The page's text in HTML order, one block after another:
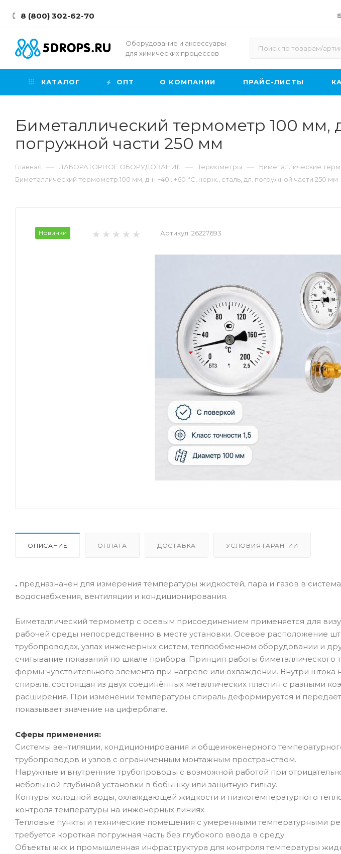
8 (800) 302-62-70
Оборудование и аксессуары
для химических процессов
КАТАЛОГ ОПТ О КОМПАНИИ ПРАЙС-ЛИСТЫ
Биметаллический термометр 100 мм,
погружной части 250 мм
Главная — ЛАБОРАТОРНОЕ ОБОРУДОВАНИЕ — Термометры — Биметаллические
Биметаллический термометр 100 мм, д-н −40…+60 °C, нерж., сталь, дл. погружной части 250 мм
Новинки Артикул: 26227693
ОПИСАНИЕ ОПЛАТА ДОСТАВКА УСЛОВИЯ ГАРАНТИИ
. предназначен для измерения температуры жидкостей, пара и газов в
водоснабжения, вентиляции и кондиционирования.
Биметаллический термометр с осевым присоединением применяется для
рабочей среды непосредственно в месте установки. Осевое расположение
трубопроводах, узлах инженерных систем, теплообменном оборудовании и
считывание показаний по шкале прибора. Принцип работы
формы чувствительного элемента при нагреве или охлаждении. Внутри штока
спираль, состоящая из двух соединённых металлических пластин с разными
расширения. При изменении температуры спираль деформируется и
показывает значение на циферблате.
Сферы применения:
Системы вентиляции, кондиционирования и общеинженерного
трубопроводов и узлов с ограниченным монтажным пространством.
Наружные и внутренние трубопроводы с возможной работой при
небольшой глубиной установки в бобышку или защитную гильзу.
Контуры холодной воды, охлаждающей жидкости и низкотемпературного
контроля температуры на инженерных линиях.
Тепловые пункты и технические помещения с умеренными температурными
требуется короткая погружная часть без глубокого ввода в среду.
Объекты жкх и промышленная инфраструктура для контроля температуры